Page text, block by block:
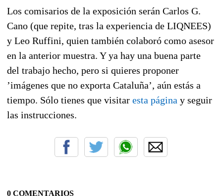
Los comisarios de la exposición serán Carlos G.
Cano (que repite, tras la experiencia de LIQNEES)
y Leo Ruffini, quien también colaboró como asesor
en la anterior muestra. Y ya hay una buena parte
del trabajo hecho, pero si quieres proponer
’imágenes que no exporta Cataluña’, aún estás a
tiempo. Sólo tienes que visitar esta página y seguir
las instrucciones.
0 COMENTARIOS